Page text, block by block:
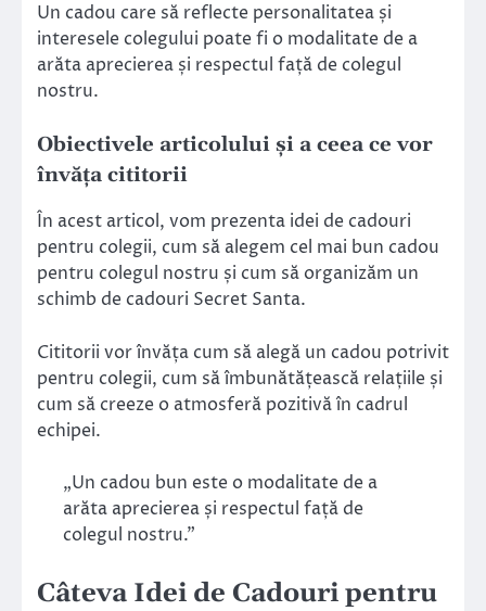
Un cadou care să reflecte personalitatea și
interesele colegului poate fi o modalitate de a
arăta aprecierea și respectul față de colegul
nostru.
Obiectivele articolului și a ceea ce vor
învăța cititorii
În acest articol, vom prezenta idei de cadouri
pentru colegii, cum să alegem cel mai bun cadou
pentru colegul nostru și cum să organizăm un
schimb de cadouri Secret Santa.
Cititorii vor învăța cum să alegă un cadou potrivit
pentru colegii, cum să îmbunătățească relațiile și
cum să creeze o atmosferă pozitivă în cadrul
echipei.
„Un cadou bun este o modalitate de a
arăta aprecierea și respectul față de
colegul nostru.”
Câteva Idei de Cadouri pentru